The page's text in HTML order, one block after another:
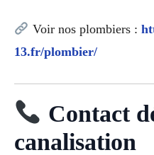
Voir nos plombiers :
13.fr/plombier/
Contact
canalisation